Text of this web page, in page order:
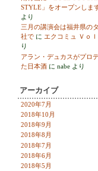
STYLE」をオープンしま
より
三月の講演会は福井県の
社で に エクコミュ Ｖｏ
り
アラン・デュカスがプロ
た日本酒 に nabe より
アーカイブ
2020年7月
2018年10月
2018年9月
2018年8月
2018年7月
2018年6月
2018年5月